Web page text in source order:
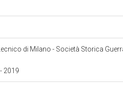
di Milano - Società Storica
2019